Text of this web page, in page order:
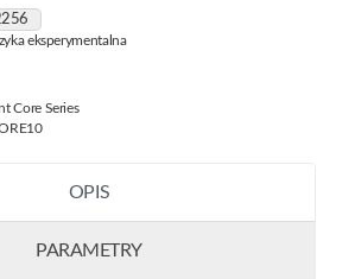
eksperymentalna
Core Series
OPIS
PARAMETRY